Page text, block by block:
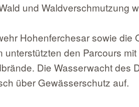
und Waldverschmutzung
Hohenferchesar sowie die
unterstützten den Parcours
Die Wasserwacht des
über Gewässerschutz auf.